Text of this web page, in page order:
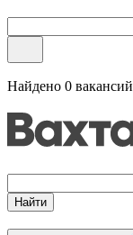
Найдено 0 вакансий
Найти